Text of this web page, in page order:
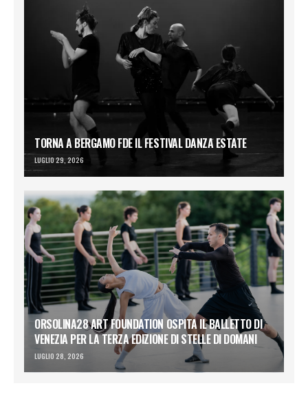
TORNA A BERGAMO FDE IL FESTIVAL DANZA ESTATE
LUGLIO 29, 2026
ORSOLINA28 ART FOUNDATION OSPITA IL BALLETTO DI
VENEZIA PER LA TERZA EDIZIONE DI STELLE DI DOMANI
LUGLIO 28, 2026